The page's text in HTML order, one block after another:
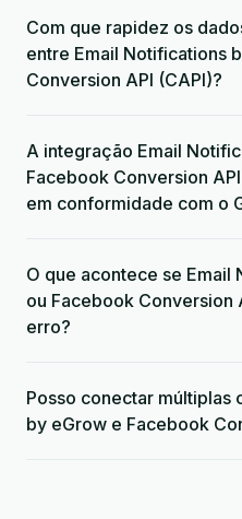
Com que rapidez os
entre Email Notifications
Conversion API (CAPI)?
A integração Email
Facebook Conversion
em conformidade com o
O que acontece se Email
ou Facebook Conversion
erro?
Posso conectar múltiplas
by eGrow e Facebook